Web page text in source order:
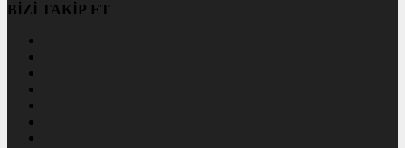
BİZİ TAKİP ET